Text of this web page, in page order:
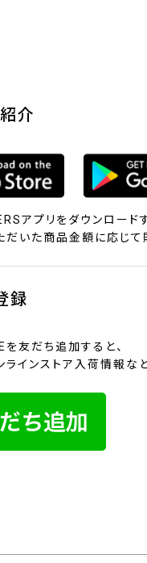
介
アプリをダウンロードす
だいた商品金額に応じて
録
友だち追加すると、
インストア入荷情報な